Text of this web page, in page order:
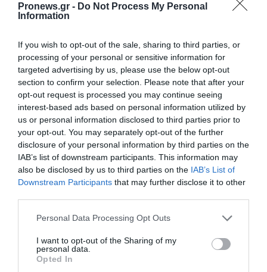
Pronews.gr - Do Not Process My Personal
Information
If you wish to opt-out of the sale, sharing to third parties, or
processing of your personal or sensitive information for
targeted advertising by us, please use the below opt-out
section to confirm your selection. Please note that after your
opt-out request is processed you may continue seeing
interest-based ads based on personal information utilized by
us or personal information disclosed to third parties prior to
your opt-out. You may separately opt-out of the further
disclosure of your personal information by third parties on the
IAB’s list of downstream participants. This information may
also be disclosed by us to third parties on the IAB’s List of
Downstream Participants that may further disclose it to other
Please note that this website/app uses one or more Google
not limited to your visit or usage behaviour. You may click to
grant or deny consent to Google and its third-party tags to
use your data for below specified purposes in below Google
Personal Data Processing Opt Outs
I want to opt-out of the Sharing of my
personal data.
Opted In
PRONEWS.GR /ΕΥΡΩΠΑΪΚΗ ΕΝΩΣΗ
που ανέστειλε την Συνθήκη Σένγκεν με
την Ισπανία λόγω της κατάστασης στη
Θέουτα
31.07.2026 | 19:30